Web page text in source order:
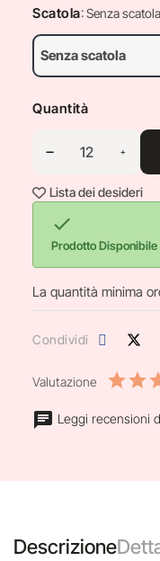
Scatola: Senza scatola
Quantità
Lista dei desideri

Prodotto
La quantità minima
Condividi
Valutazione
Leggi recensioni
Descrizione